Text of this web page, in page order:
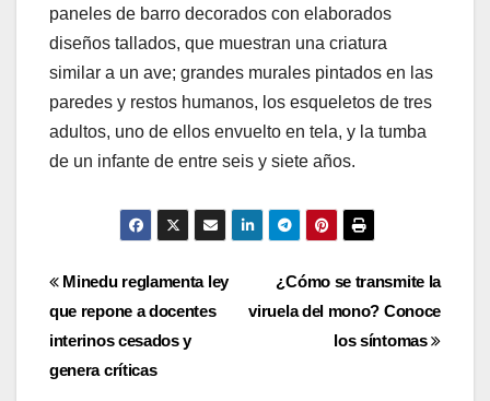
paneles de barro decorados con elaborados
diseños tallados, que muestran una criatura
similar a un ave; grandes murales pintados en las
paredes y restos humanos, los esqueletos de tres
adultos, uno de ellos envuelto en tela, y la tumba
de un infante de entre seis y siete años.
Navegación
de
entradas
¿Cómo se transmite la
viruela del mono? Conoce
los síntomas
Minedu reglamenta ley
que repone a docentes
interinos cesados y
genera críticas